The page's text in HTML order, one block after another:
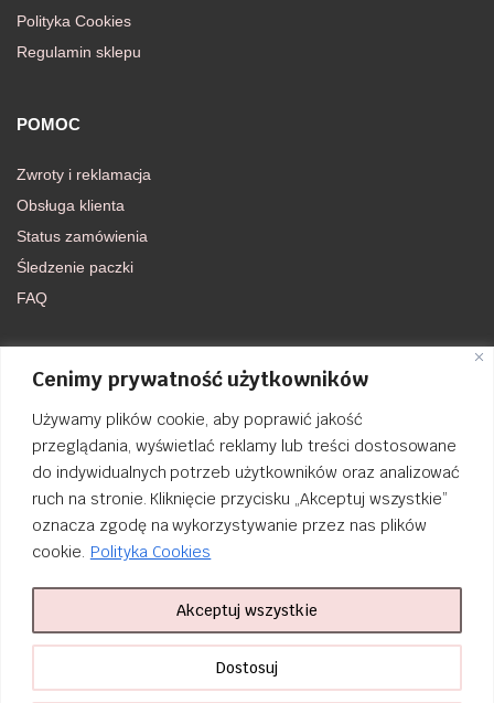
Cenimy prywatność użytkowników
Używamy plików cookie, aby poprawić jakość
przeglądania, wyświetlać reklamy lub treści dostosowane
do indywidualnych potrzeb użytkowników oraz analizować
ruch na stronie. Kliknięcie przycisku „Akceptuj wszystkie”
oznacza zgodę na wykorzystywanie przez nas plików
cookie. Polityka Cookies
Dostosuj
Akceptuj wszystkie
Polityka Cookies
Regulamin sklepu
POMOC
Zwroty i reklamacja
Obsługa klienta
Status zamówienia
Śledzenie paczki
FAQ
DOŁĄCZ DO NAS
FACEBOOK
INSTAGRAM
nailsibrido.pl Copyright © 2024BSK Media– Part ofBSK Group. All